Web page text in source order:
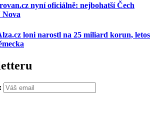
nyní oficiálně: nejbohatší Čech
loni narostl na 25 miliard korun, letos